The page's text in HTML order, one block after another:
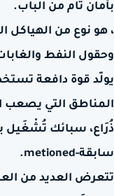
بأمان تام من الباب.
، هو نوع من الهياكل
وحقول النفط
يولّد قوة دافعة
المناطق التي يصعب
سابقة-metioned.
تتعرض العديد من